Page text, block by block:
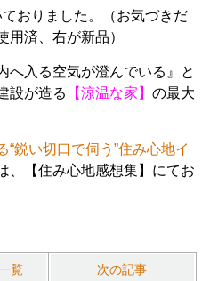
おりました。（お気づきだ
用済、右が新品）
へ入る空気が澄んでいる』と
設が造る
【涼温な家】 の最大
“鋭い切口で伺う”住み心地イ
、【住み心地感想集】にてお
覧 次の記事